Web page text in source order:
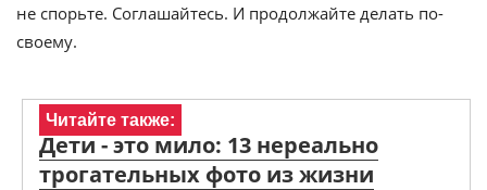
не спорьте. Соглашайтесь. И продолжайте делать по-
своему.
Читайте также:
Дети - это мило: 13 нереально
трогательных фото из жизни